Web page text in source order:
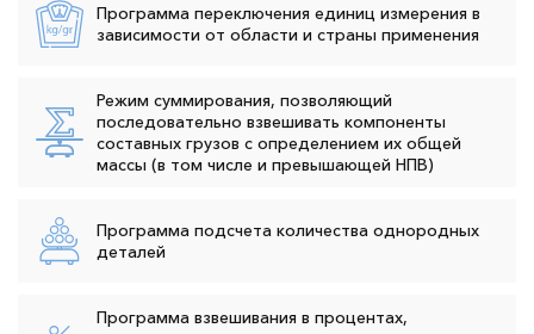
Программа переключения единиц измерения в
зависимости от области и страны применения
Режим суммирования, позволяющий
последовательно взвешивать компоненты
составных грузов с определением их общей
массы (в том числе и превышающей НПВ)
Программа подсчета количества однородных
деталей
Программа взвешивания в процентах,